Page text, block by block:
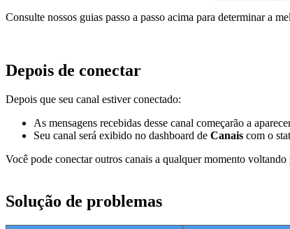
Consulte nossos guias passo a passo acima para determinar a
Depois de conectar
Depois que seu canal estiver conectado:
As mensagens recebidas desse canal começarão a
Seu canal será exibido no dashboard de Canais com o
Você pode conectar outros canais a qualquer momento voltando
Solução de problemas